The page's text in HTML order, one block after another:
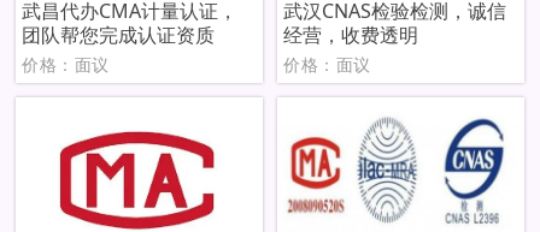
武昌代办CMA计量认证，
团队帮您完成认证资质
价格：面议
武汉CNAS检验检测，诚信
经营，收费透明
价格：面议